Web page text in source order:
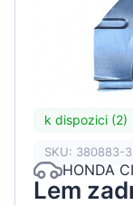
k dispozici (2)
SKU: 380883-3
HONDA
Lem